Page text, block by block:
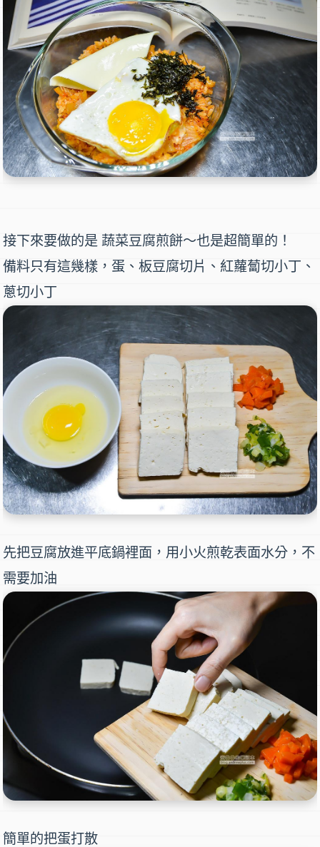
接下來要做的是 蔬菜豆腐煎餅～也是超簡單的！
備料只有這幾樣，蛋、板豆腐切片、紅蘿蔔切小丁、
蔥切小丁
先把豆腐放進平底鍋裡面，用小火煎乾表面水分，不
需要加油
簡單的把蛋打散